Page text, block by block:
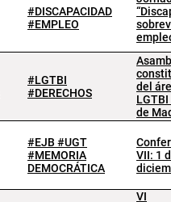
#DISCAPACIDAD
#EMPLEO
#LGTBI
#DERECHOS
del
LGTBI
de
#EJB #UGT
#MEMORIA
DEMOCRÁTICA
VII: 1
VI